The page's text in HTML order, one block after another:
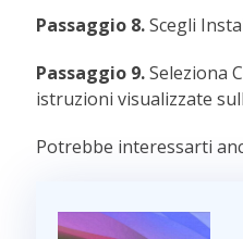
Passaggio 8.Scegli
Passaggio 9.Seleziona
istruzioni visualizzate
Potrebbe interessarti